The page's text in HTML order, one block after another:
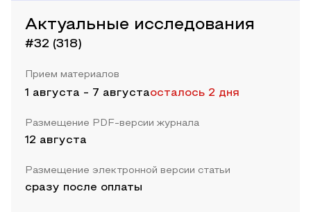
Актуальные исследования
#32 (318)
Прием материалов
1 августа - 7 августаосталось 2 дня
Размещение PDF-версии журнала
12 августа
Размещение электронной версии статьи
сразу после оплаты